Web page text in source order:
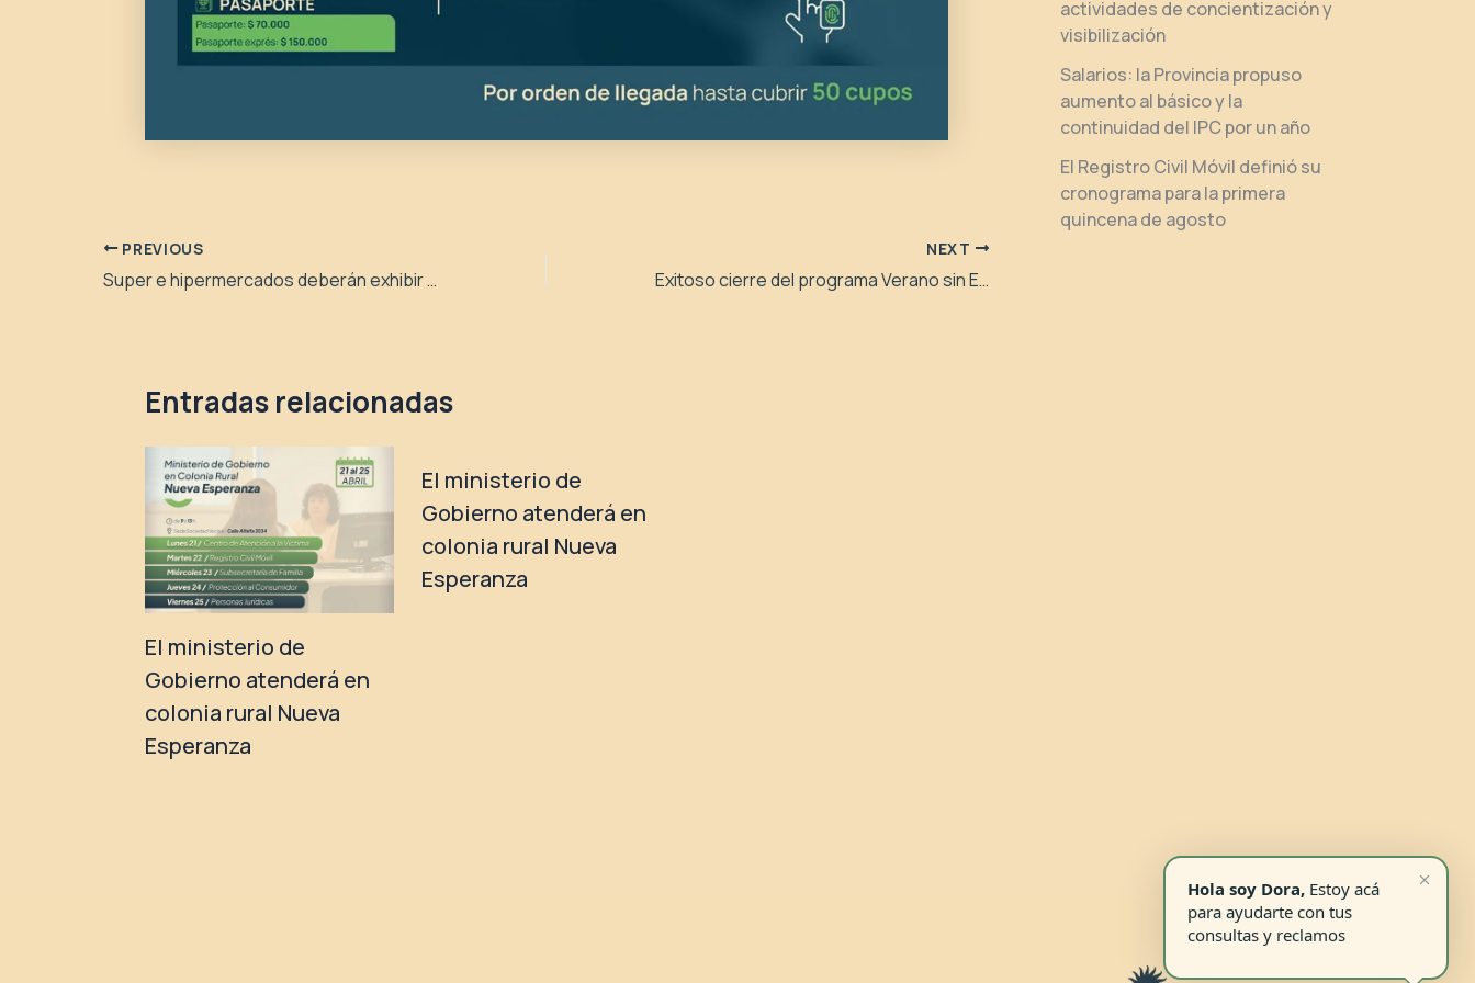
PREVIOUS
Super e hipermercados deberán exhibir códigos QR con los precios actualizados
NEXT
Exitoso cierre del programa Verano sin Etiquetas y con Orgullo
Entradas relacionadas
El ministerio de
Gobierno atenderá en
colonia rural Nueva
Esperanza
El ministerio de
Gobierno atenderá en
colonia rural Nueva
Esperanza
actividades de concientización y
visibilización
Salarios: la Provincia propuso
aumento al básico y la
continuidad del IPC por un año
El Registro Civil Móvil definió su
cronograma para la primera
quincena de agosto